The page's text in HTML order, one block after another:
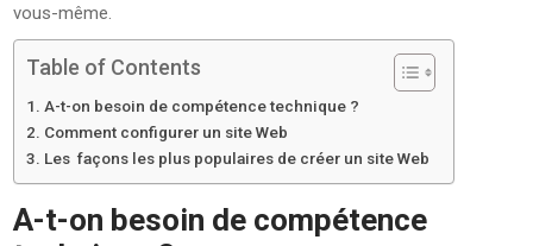
vous-même.
Table of Contents
A-t-on besoin de compétence technique ?
Comment configurer un site Web
Les façons les plus populaires de créer un site Web
A-t-on besoin de compétence